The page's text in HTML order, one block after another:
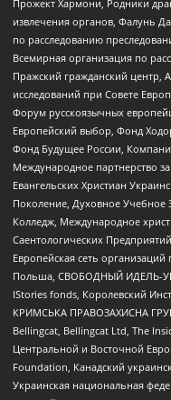
Прожект Хармони, Родники
извлечения органов, Фалунь
по расследованию
Всемирная организация по
Пражский гражданский центр,
исследований при Совете
Форум русскоязычных
Европейский выбор, Фонд
Фонд Будущее России,
Международное партнерство
Евангельских Христиан
Поколение, Духовное Учебное
Колледж, Международное
Саентологических
Европейская сеть
Польша, СВОБОДНЫЙ ИДЕЛЬ-
IStories fonds, Королевский
КРИМСЬКА ПРАВОЗАХИСНА
Bellingcat, Bellingcat Ltd, The
Центральной и Восточной
Foundation, Канадский
Украинская национальная